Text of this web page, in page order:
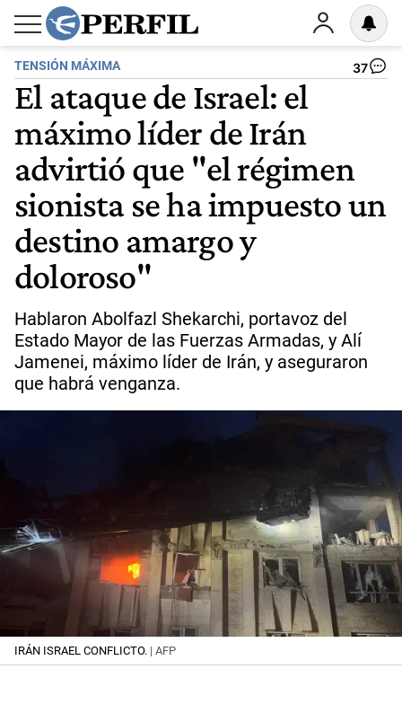
TENSIÓN MÁXIMA 37
El ataque de Israel: el
máximo líder de Irán
advirtió que "el régimen
sionista se ha impuesto un
destino amargo y
doloroso"
Hablaron Abolfazl Shekarchi, portavoz del
Estado Mayor de las Fuerzas Armadas, y Alí
Jamenei, máximo líder de Irán, y aseguraron
que habrá venganza.
IRÁN ISRAEL CONFLICTO. | AFP